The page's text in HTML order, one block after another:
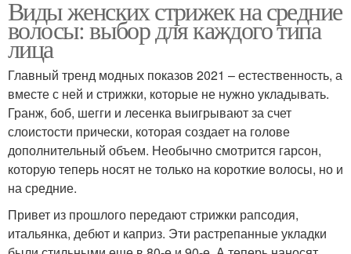
Виды женских стрижек на средние
волосы: выбор для каждого типа
лица
Главный тренд модных показов 2021 – естественность, а
вместе с ней и стрижки, которые не нужно укладывать.
Гранж, боб, шегги и лесенка выигрывают за счет
слоистости прически, которая создает на голове
дополнительный объем. Необычно смотрится гарсон,
которую теперь носят не только на короткие волосы, но и
на средние.
Привет из прошлого передают стрижки рапсодия,
итальянка, дебют и каприз. Эти растрепанные укладки